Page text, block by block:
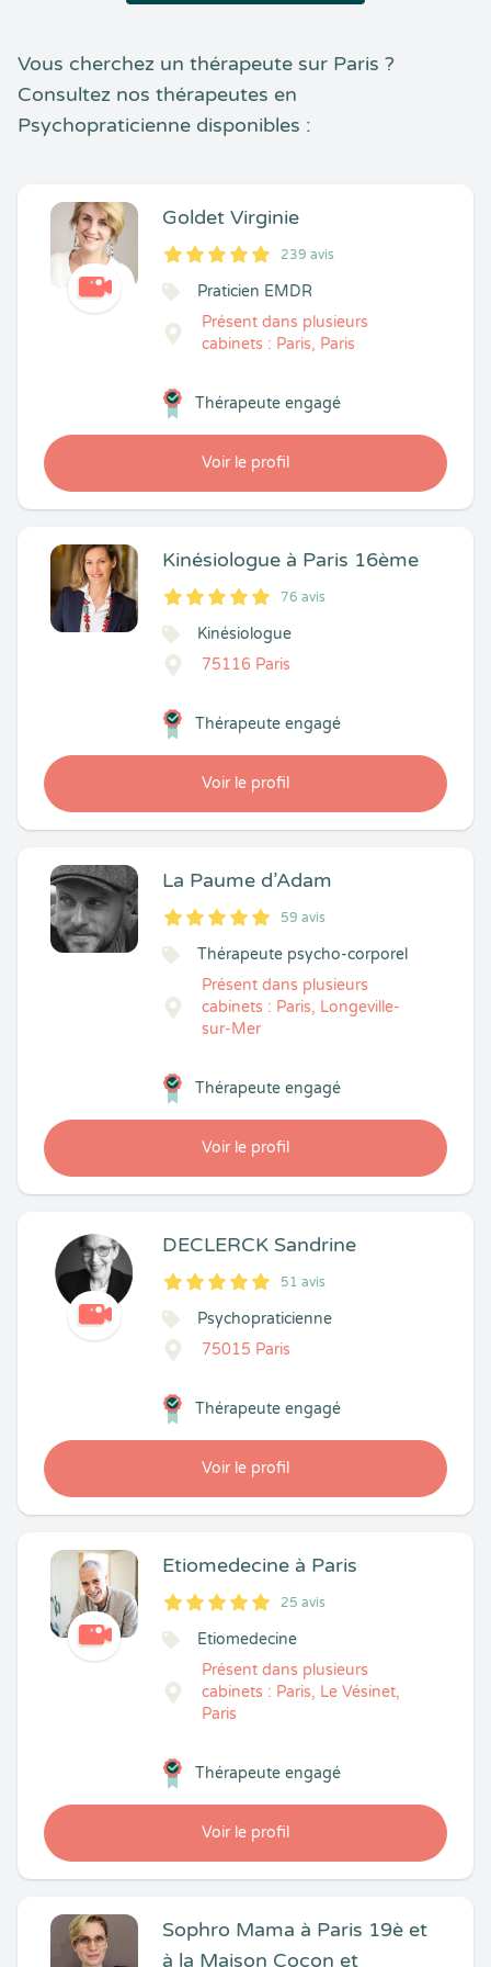
Vous cherchez un thérapeute sur Paris ?
Consultez nos thérapeutes en
Psychopraticienne disponibles :
Goldet Virginie
5
1
5
239 239 avis
Praticien EMDR
Présent dans plusieurs
cabinets : Paris, Paris
Voir le profil
Thérapeute engagé
Kinésiologue à Paris 16ème
5
1
5
76 76 avis
Kinésiologue
75116 Paris
Voir le profil
Thérapeute engagé
La Paume d’Adam
5
1
5
59 59 avis
Thérapeute psycho-corporel
Présent dans plusieurs
cabinets : Paris, Longeville-
sur-Mer
Voir le profil
Thérapeute engagé
DECLERCK Sandrine
5
1
5
51 51 avis
Psychopraticienne
75015 Paris
Voir le profil
Thérapeute engagé
Etiomedecine à Paris
5
1
5
25 25 avis
Etiomedecine
Présent dans plusieurs
cabinets : Paris, Le Vésinet,
Paris
Voir le profil
Thérapeute engagé
Sophro Mama à Paris 19è et
à la Maison Cocon et